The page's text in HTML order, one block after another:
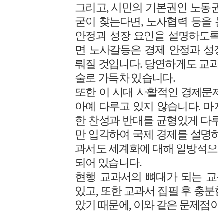
그리고, 시민의 기본권인 노동
굳이 찾는다면, 노사협력 등을
안정과 성장 요인을 설명하도
면 노사갈등은 경제 안정과
뤄질 것입니다. 당연하게도 교
술로 가득차 있습니다.
또한 이 시대 사활적인 경제문
아예 다루고 있지 않습니다.
한 찬성과 반대를 균형있게 다
만 입각하여 국제 경제를 설명
과서도 세계화에 대해 일방적
되어 있습니다.
현행 교과서의 뼈대가 되는
있고, 또한 교과서 집필 후 충
았기 때문에, 이와 같은 문제점